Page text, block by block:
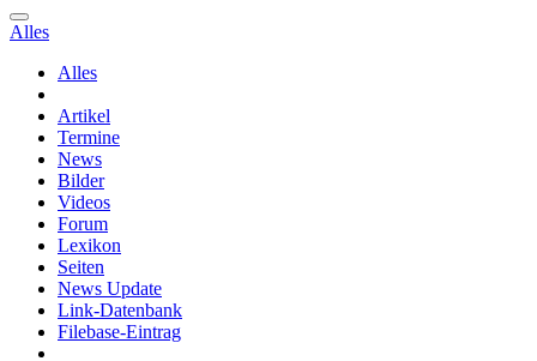
Alles
Alles
Artikel
Termine
News
Bilder
Videos
Forum
Lexikon
Seiten
News Update
Link-Datenbank
Filebase-Eintrag